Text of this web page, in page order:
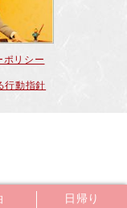
日帰り
ポリシー
行動指針